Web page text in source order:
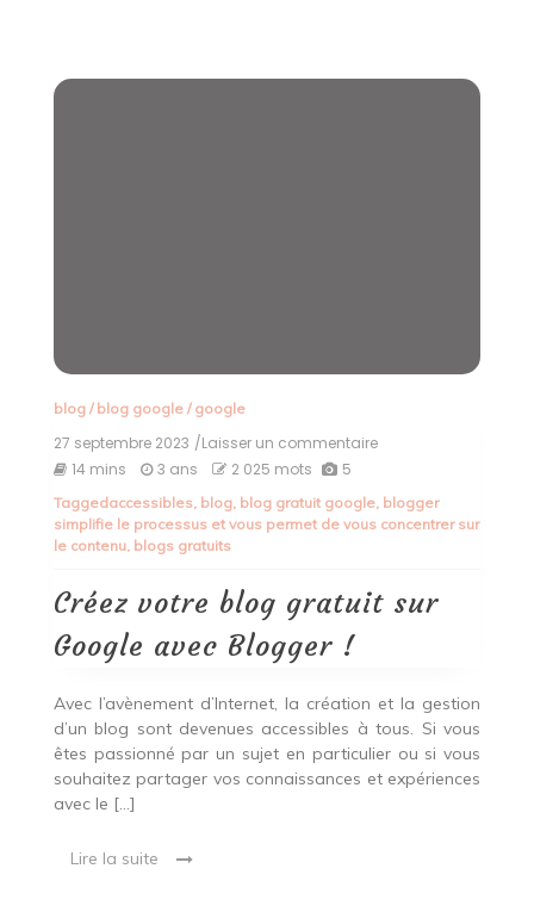
blog/ blog google/ google
27 septembre 2023 /Laisser un commentaireon
blog
gratuit
avec
Blogger
14 mins 3 ans 2 025 mots 5
Taggedaccessibles, blog, blog gratuit google, blogger
simplifie le processus et vous permet de vous concentrer sur
le contenu, blogs gratuits
Créez votre blog gratuit sur
Google avec Blogger !
Avec l’avènement d’Internet, la création et la gestion
d’un blog sont devenues accessibles à tous. Si vous
êtes passionné par un sujet en particulier ou si vous
souhaitez partager vos connaissances et expériences
avec le […]
Lire la suite